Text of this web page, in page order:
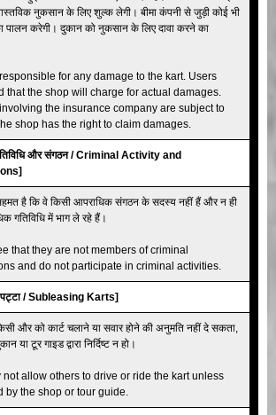
नुकसान के लिए शुल्क लेगी। बीमा कंपनी से जुड़ी कोई भी
पालन करेगी। दुकान को नुकसान के लिए दावा करने का
for any damage to the kart. Users
that the shop will charge for actual damages.
the insurance company are subject to
shop has the right to claim damages.
और संगठन / Criminal Activity and
है कि वे किसी आपराधिक संगठन के सदस्य नहीं हैं और न ही
गतिविधि में भाग ले रहे हैं।
that they are not members of criminal
and do not participate in criminal activities.
पट्टा / Subleasing Karts]
और को कार्ट चलाने या सवार होने की अनुमति नहीं दे सकता,
या टूर गाइड द्वारा निर्दिष्ट न हो।
not allow others to drive or ride the kart unless
by the shop or tour guide.